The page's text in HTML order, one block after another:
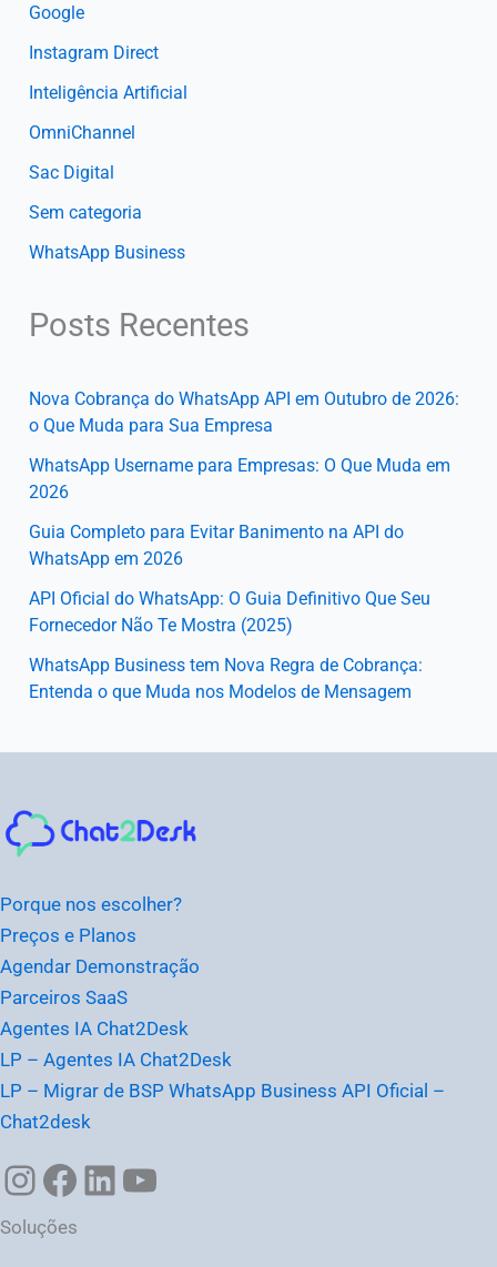
Google
Instagram Direct
Inteligência Artificial
OmniChannel
Sac Digital
Sem categoria
WhatsApp Business
Posts Recentes
Nova Cobrança do WhatsApp API em Outubro de 2026:
o Que Muda para Sua Empresa
WhatsApp Username para Empresas: O Que Muda em
2026
Guia Completo para Evitar Banimento na API do
WhatsApp em 2026
API Oficial do WhatsApp: O Guia Definitivo Que Seu
Fornecedor Não Te Mostra (2025)
WhatsApp Business tem Nova Regra de Cobrança:
Entenda o que Muda nos Modelos de Mensagem
Porque nos escolher?
Preços e Planos
Agendar Demonstração
Parceiros SaaS
Agentes IA Chat2Desk
LP – Agentes IA Chat2Desk
LP – Migrar de BSP WhatsApp Business API Oficial –
Chat2desk
Instagram
Facebook
Soluções